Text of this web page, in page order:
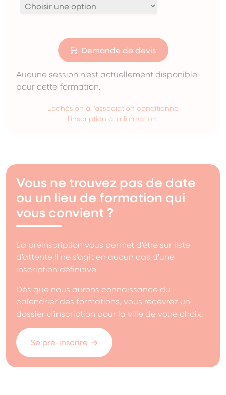
Demande de devis
Aucune session n’est actuellement disponible
pour cette formation.
L'adhésion à l'association conditionne
l'inscription à la formation.
Vous ne trouvez pas de date
ou un lieu de formation qui
vous convient ?
La préinscription vous permet d’être sur liste
d’attente.Il ne s’agit en aucun cas d’une
inscription définitive.
Dès que nous aurons connaissance du
calendrier des formations, vous recevrez un
dossier d’inscription pour la ville de votre choix.
Se pré-inscrire